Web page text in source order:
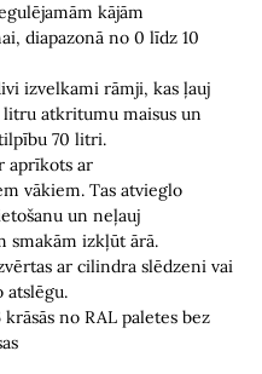
kājām
diapazonā no 0 līdz 10
izvelkami rāmji, kas ļauj
litru atkritumu maisus un
70 litri.
aprīkots ar
vākiem. Tas atvieglo
un neļauj
smakām izkļūt ārā.
ar cilindra slēdzeni vai
atslēgu.
krāsās no RAL paletes bez